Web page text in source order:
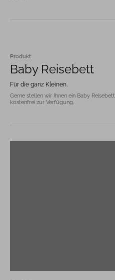
Produkt
Baby Reisebett
Für die ganz Kleinen.
Gerne stellen wir Ihnen ein Baby Reisebett
kostenfrei zur Verfügung.